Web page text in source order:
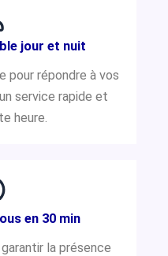
jour et nuit
pour répondre à vos
service rapide et
heure.
en 30 min
la présence